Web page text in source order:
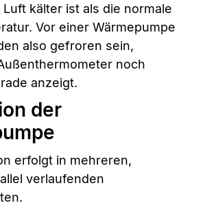
kälter ist als die normale
Vor einer Wärmepumpe
also gefroren sein,
noch
anzeigt.
der
erfolgt in mehreren,
verlaufenden